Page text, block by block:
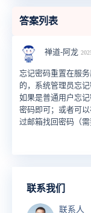
答案列表
禅道-阿龙
忘记密码重置在服
的，系统管理员忘
如果是普通用户忘
密码即可；或者可
过邮箱找回密码（需
联系我们
联系人